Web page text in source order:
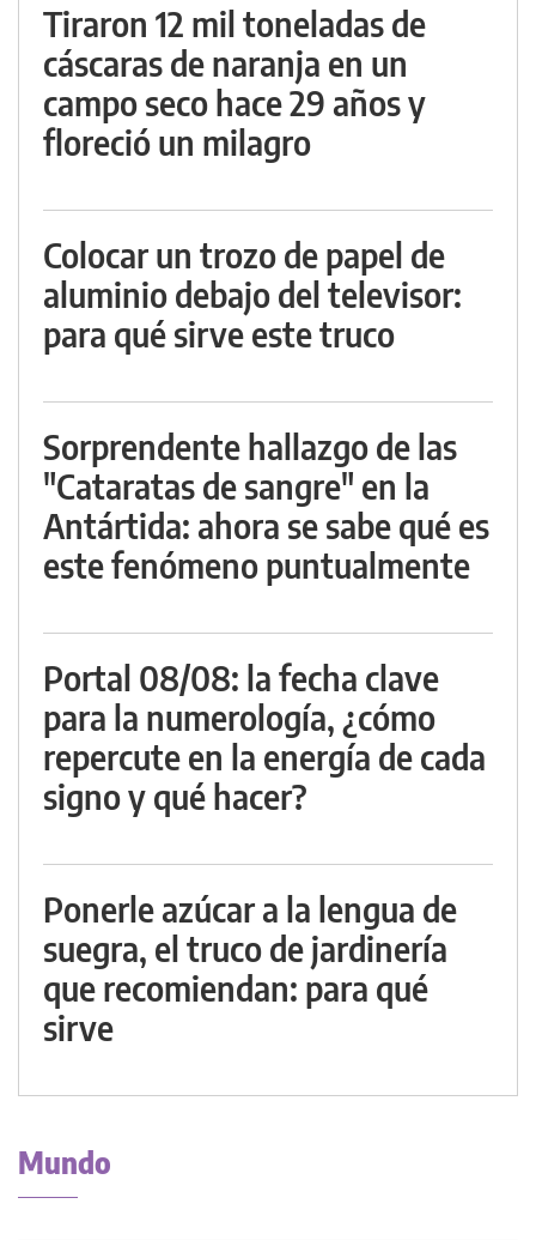
Tiraron 12 mil toneladas de
cáscaras de naranja en un
campo seco hace 29 años y
floreció un milagro
Colocar un trozo de papel de
aluminio debajo del televisor:
para qué sirve este truco
Sorprendente hallazgo de las
"Cataratas de sangre" en la
Antártida: ahora se sabe qué es
este fenómeno puntualmente
Portal 08/08: la fecha clave
para la numerología, ¿cómo
repercute en la energía de cada
signo y qué hacer?
Ponerle azúcar a la lengua de
suegra, el truco de jardinería
que recomiendan: para qué
sirve
Mundo